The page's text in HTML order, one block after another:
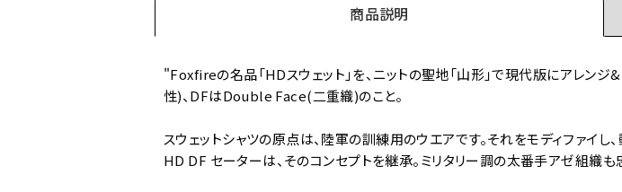
商品説明
"Foxfireの名品「HDスウェット」を、ニットの聖地「山形」で現代版にアレン
性)、DFはDouble Face(二重織)のこと。
スウェットシャツの原点は、陸軍の訓練用のウエアです。それをモディファイし
HD DF セーターは、そのコンセプトを継承。ミリタリー調の太番手アゼ組織も